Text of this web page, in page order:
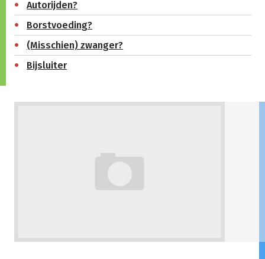
Autorijden?
Borstvoeding?
(Misschien) zwanger?
Bijsluiter